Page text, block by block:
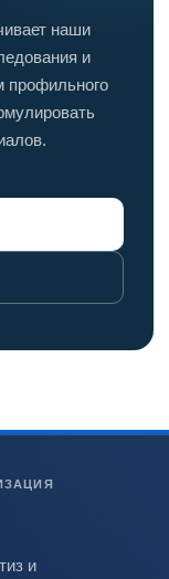
наши
и
профильного
и